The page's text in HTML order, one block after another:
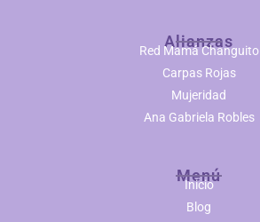
Alianzas
Red Mamá Changuito
Carpas Rojas
Mujeridad
Ana Gabriela Robles
Menú
Inicio
Blog